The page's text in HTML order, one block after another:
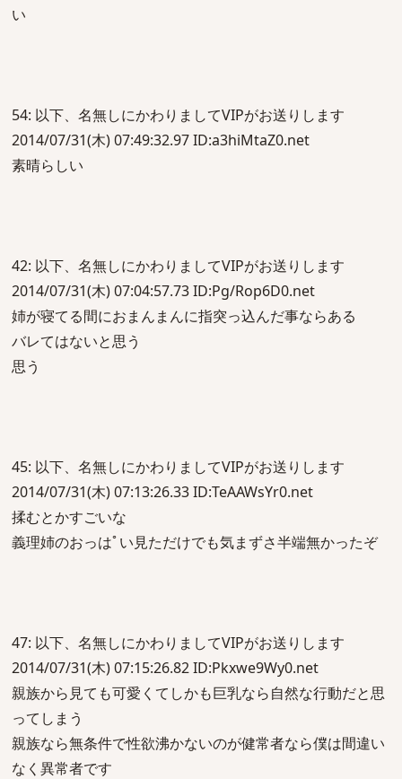
い
54: 以下、名無しにかわりましてVIPがお送りします
2014/07/31(木) 07:49:32.97 ID:a3hiMtaZ0.net
素晴らしい
42: 以下、名無しにかわりましてVIPがお送りします
2014/07/31(木) 07:04:57.73 ID:Pg/Rop6D0.net
姉が寝てる間におまんまんに指突っ込んだ事ならある
バレてはないと思う
思う
45: 以下、名無しにかわりましてVIPがお送りします
2014/07/31(木) 07:13:26.33 ID:TeAAWsYr0.net
揉むとかすごいな
義理姉のおっはﾟい見ただけでも気まずさ半端無かったぞ
47: 以下、名無しにかわりましてVIPがお送りします
2014/07/31(木) 07:15:26.82 ID:Pkxwe9Wy0.net
親族から見ても可愛くてしかも巨乳なら自然な行動だと思
ってしまう
親族なら無条件で性欲沸かないのが健常者なら僕は間違い
なく異常者です